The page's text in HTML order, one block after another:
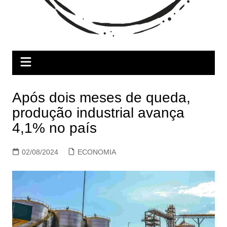
Após dois meses de queda,
produção industrial avança
4,1% no país
02/08/2024 ECONOMIA